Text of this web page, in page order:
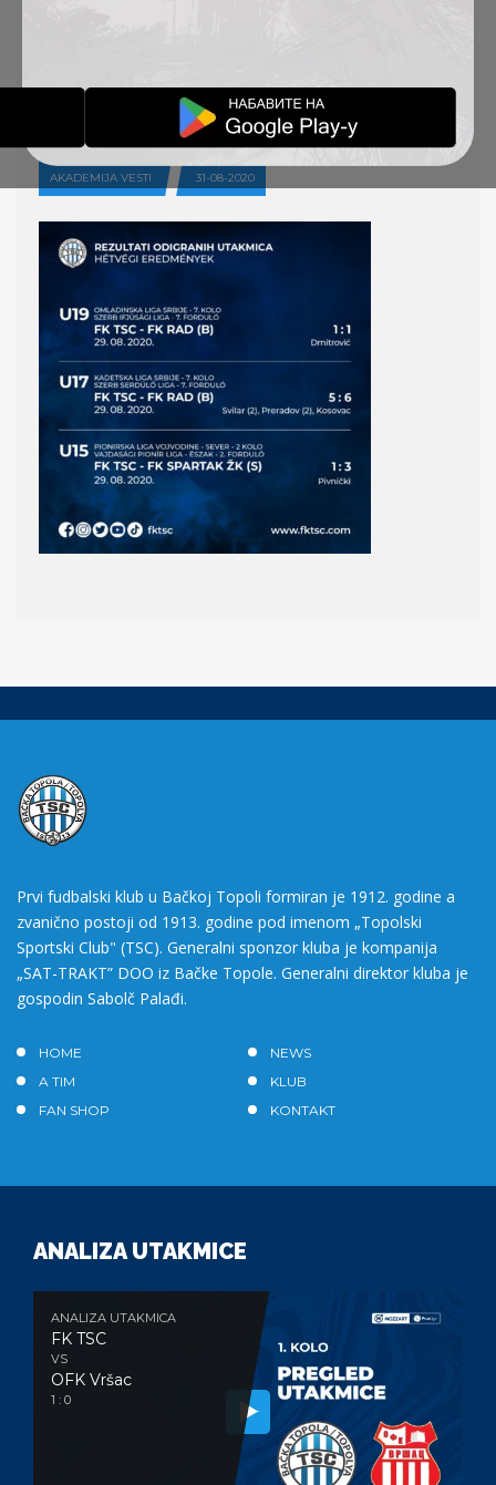
30.8.2020.
AKADEMIJA VESTI 31-08-2020
Prvi fudbalski klub u Bačkoj Topoli formiran je 1912. godine a
zvanično postoji od 1913. godine pod imenom „Topolski
Sportski Club" (TSC). Generalni sponzor kluba je kompanija
„SAT-TRAKT” DOO iz Bačke Topole. Generalni direktor kluba je
gospodin Sabolč Palađi.
HOME
NEWS
A TIM
KLUB
FAN SHOP
KONTAKT
ANALIZA UTAKMICE
ANALIZA UTAKMICA
FK TSC
VS
OFK Vršac
1 : 0